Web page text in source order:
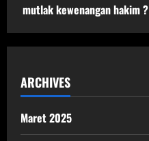
mutlak kewenangan hakim ?
ARCHIVES
Maret 2025